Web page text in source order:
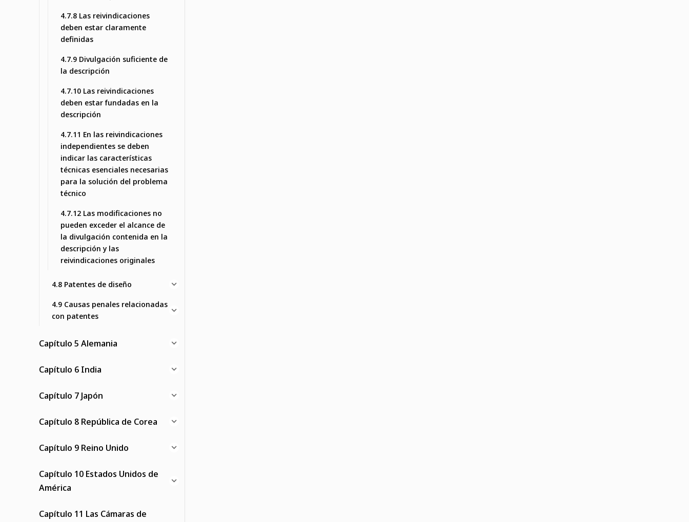
4.7.8 Las reivindicaciones
deben estar claramente
definidas
4.7.9 Divulgación suficiente de
la descripción
4.7.10 Las reivindicaciones
deben estar fundadas en la
descripción
4.7.11 En las reivindicaciones
independientes se deben
indicar las características
técnicas esenciales necesarias
para la solución del problema
técnico
4.7.12 Las modificaciones no
pueden exceder el alcance de
la divulgación contenida en la
descripción y las
reivindicaciones originales
4.8 Patentes de diseño
4.9 Causas penales relacionadas
con patentes
Capítulo 5 Alemania
Capítulo 6 India
Capítulo 7 Japón
Capítulo 8 República de Corea
Capítulo 9 Reino Unido
Capítulo 10 Estados Unidos de
América
Capítulo 11 Las Cámaras de